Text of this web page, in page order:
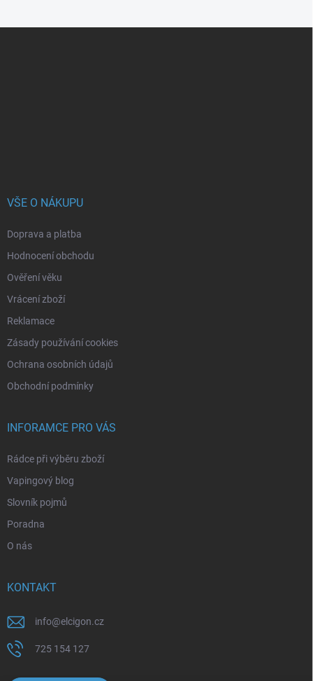
VŠE O NÁKUPU
Doprava a platba
Hodnocení obchodu
Ověření věku
Vrácení zboží
Reklamace
Zásady používání cookies
Ochrana osobních údajů
Obchodní podmínky
INFORAMCE PRO VÁS
Rádce při výběru zboží
Vapingový blog
Slovník pojmů
Poradna
O nás
KONTAKT
info@elcigon.cz
725 154 127